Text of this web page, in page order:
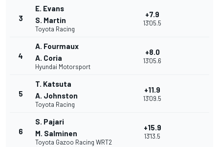
3
E. Evans
S. Martin
Toyota Racing
+7.9
13'05.5
4
A. Fourmaux
A. Coria
Hyundai Motorsport
+8.0
13'05.6
5
T. Katsuta
A. Johnston
Toyota Racing
+11.9
13'09.5
6
S. Pajari
M. Salminen
Toyota Gazoo Racing WRT2
+15.9
13'13.5